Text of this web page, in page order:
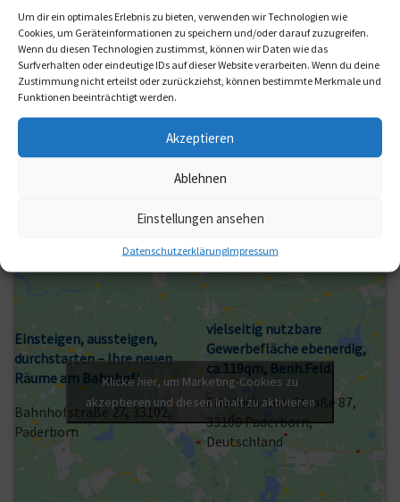
Um dir ein optimales Erlebnis zu bieten, verwenden wir Technologien wie
Cookies, um Geräteinformationen zu speichern und/oder darauf zuzugreifen.
Wenn du diesen Technologien zustimmst, können wir Daten wie das
Surfverhalten oder eindeutige IDs auf dieser Website verarbeiten. Wenn du deine
Zustimmung nicht erteilst oder zurückziehst, können bestimmte Merkmale und
Funktionen beeinträchtigt werden.
Akzeptieren
Ablehnen
Einstellungen ansehen
DatenschutzerklärungImpressum
Miete:
119 qm
Fläche:
>> Objekt ansehen
Kriegesmann Vermietung und Verpachtung
Einsteigen, aussteigen,
durchstarten – Ihre neuen
Räume am Bahnhof!
Bahnhofstraße 27, 33102,
Paderborn
vielseitig nutzbare
Gewerbefläche ebenerdig,
ca.119qm, Benh.Feld
Friedrich-List-Straße 87,
33100 Paderborn,
Deutschland
Klicke hier, um Marketing-Cookies zu
akzeptieren und diesen Inhalt zu aktivieren